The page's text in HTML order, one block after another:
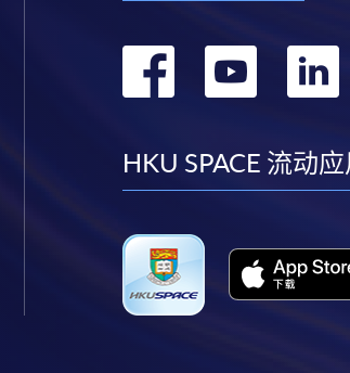
转 转
HKU SPACE 流动